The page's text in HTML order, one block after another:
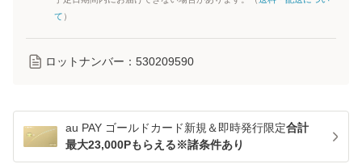
て ）
ロットナンバー： 530209590
au PAY ゴールドカード新規＆即時発行限定合計
最大23,000Pもらえる※諸条件あり